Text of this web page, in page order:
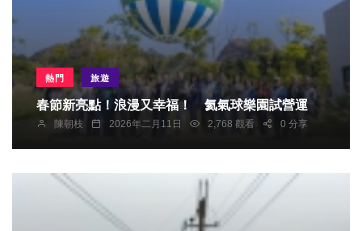
熱門 旅遊
春節新亮點！浪漫又幸福！ 氦氣球樂園試營運
陳朝枝 2026年二月11日 2,768 觀看 0 分享